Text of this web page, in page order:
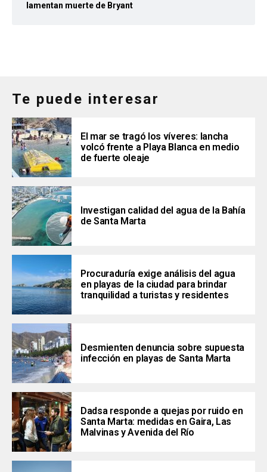
lamentan muerte de Bryant
Te puede interesar
El mar se tragó los víveres: lancha
volcó frente a Playa Blanca en medio
de fuerte oleaje
Investigan calidad del agua de la Bahía
de Santa Marta
Procuraduría exige análisis del agua
en playas de la ciudad para brindar
tranquilidad a turistas y residentes
Desmienten denuncia sobre supuesta
infección en playas de Santa Marta
Dadsa responde a quejas por ruido en
Santa Marta: medidas en Gaira, Las
Malvinas y Avenida del Río